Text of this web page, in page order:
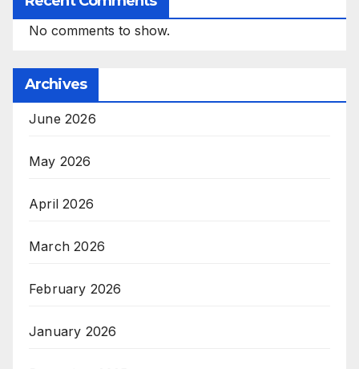
No comments to show.
Archives
June 2026
May 2026
April 2026
March 2026
February 2026
January 2026